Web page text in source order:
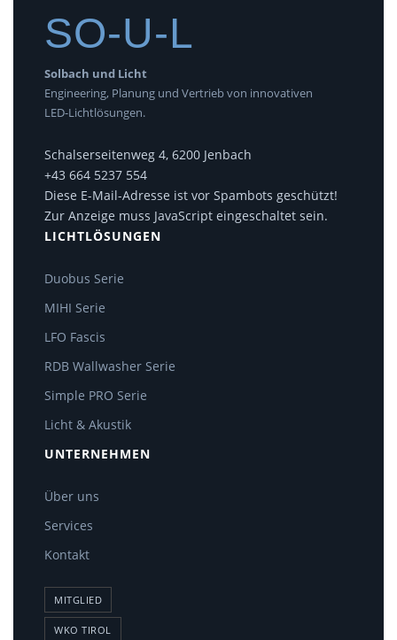
SO-U-L
Solbach und Licht
Engineering, Planung und Vertrieb von innovativen
LED-Lichtlösungen.
Schalserseitenweg 4, 6200 Jenbach
+43 664 5237 554
Diese E-Mail-Adresse ist vor Spambots geschützt!
Zur Anzeige muss JavaScript eingeschaltet sein.
LICHTLÖSUNGEN
Duobus Serie
MIHI Serie
LFO Fascis
RDB Wallwasher Serie
Simple PRO Serie
Licht & Akustik
UNTERNEHMEN
Über uns
Services
Kontakt
MITGLIED
WKO TIROL